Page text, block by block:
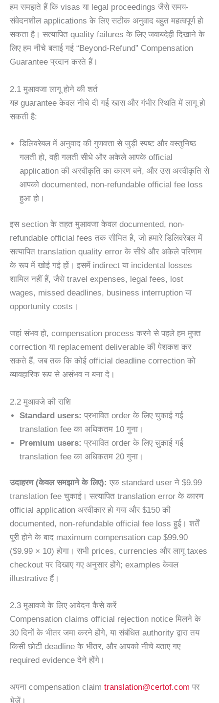
हम समझते हैं कि visas या legal proceedings जैसे समय-
संवेदनशील applications के लिए सटीक अनुवाद बहुत महत्वपूर्ण हो
सकता है। सत्यापित quality failures के लिए जवाबदेही दिखाने के
लिए हम नीचे बताई गई “Beyond-Refund” Compensation
Guarantee प्रदान करते हैं।
2.1 मुआवजा लागू होने की शर्त
यह guarantee केवल नीचे दी गई खास और गंभीर स्थिति में लागू हो
सकती है:
डिलिवरेबल में अनुवाद की गुणवत्ता से जुड़ी स्पष्ट और वस्तुनिष्ठ
गलती हो, वही गलती सीधे और अकेले आपके official
application की अस्वीकृति का कारण बने, और उस अस्वीकृति से
आपको documented, non-refundable official fee loss
हुआ हो।
इस section के तहत मुआवजा केवल documented, non-
refundable official fees तक सीमित है, जो हमारे डिलिवरेबल में
सत्यापित translation quality error के सीधे और अकेले परिणाम
के रूप में खोई गई हों। इसमें indirect या incidental losses
शामिल नहीं हैं, जैसे travel expenses, legal fees, lost
wages, missed deadlines, business interruption या
opportunity costs।
जहां संभव हो, compensation process करने से पहले हम मुफ्त
correction या replacement deliverable की पेशकश कर
सकते हैं, जब तक कि कोई official deadline correction को
व्यावहारिक रूप से असंभव न बना दे।
2.2 मुआवजे की राशि
Standard users: प्रभावित order के लिए चुकाई गई
translation fee का अधिकतम 10 गुना।
Premium users: प्रभावित order के लिए चुकाई गई
translation fee का अधिकतम 20 गुना।
उदाहरण (केवल समझाने के लिए): एक standard user ने $9.99
translation fee चुकाई। सत्यापित translation error के कारण
official application अस्वीकार हो गया और $150 की
documented, non-refundable official fee loss हुई। शर्तें
पूरी होने के बाद maximum compensation cap $99.90
($9.99 × 10) होगा। सभी prices, currencies और लागू taxes
checkout पर दिखाए गए अनुसार होंगे; examples केवल
illustrative हैं।
2.3 मुआवजे के लिए आवेदन कैसे करें
Compensation claims official rejection notice मिलने के
30 दिनों के भीतर जमा करने होंगे, या संबंधित authority द्वारा तय
किसी छोटी deadline के भीतर, और आपको नीचे बताए गए
required evidence देने होंगे।
अपना compensation claim translation@certof.com पर
भेजें।